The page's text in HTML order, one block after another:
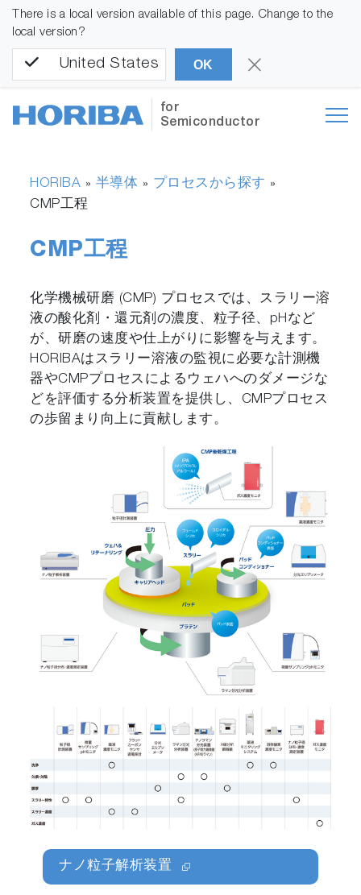
There is a local version available of this page. Change to the
local version?
United States OK
for
Semiconductor
HORIBA » 半導体 » プロセスから探す »
CMP工程
CMP工程
化学機械研磨 (CMP) プロセスでは、スラリー溶
液の酸化剤・還元剤の濃度、粒子径、pHなど
が、研磨の速度や仕上がりに影響を与えます。
HORIBAはスラリー溶液の監視に必要な計測機
器やCMPプロセスによるウェハへのダメージな
どを評価する分析装置を提供し、CMPプロセス
の歩留まり向上に貢献します。
ナノ粒子解析装置